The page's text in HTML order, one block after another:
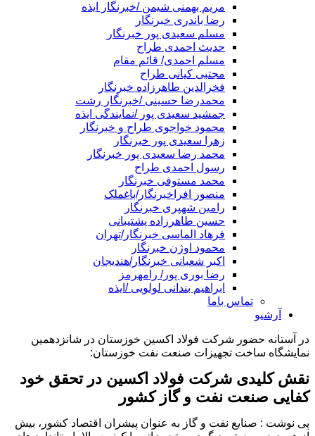
مریم بهمنی شیمن /خبرنگار ایذه
رضا باندری خبرنگار
مسلم سعیدی پور خبرنگار
حدیث احمدی طراح
مسلم احمدی/ قائم مقام
مجتبی کیانی طراح
فخرالدین طاهرزاده خبرنگار
محمدرضا حسینی /خبرنگار رشت
جمشید سعیدی پور /نمایندگی ایذه
محمود خواجوی طراح و خبرنگار
زهرا سعیدی پور خبرنگار
محمد رضا سعیدی پور خبرنگار
رسول احمدی طراح
محمد مستوفی خبرنگار
منصور افراخبرنگار/باغملک
رامین شهپری خبرنگار
حسین طاهرزاده پشتیبانی
فرهاد الماسی خبرنگار/تهران
محمود اوژن خبرنگار
اکبر شعبانی خبرنگار/هندیجان
رضا بوری پور/ رامهرمز
ابراهیم بندانی لولویی /ایذه
تماس باما
آرشیو
در آستانه حضور شرکت فولاد اکسین خوزستان در شانزدهمین
نمایشگاه ساخت تجهیزات صنعت نفت خوزستان:
نقش کلیدی شرکت فولاد اکسین در تحقق خود
کفایی صنعت نفت و گاز کشور
پی نوشت : صنایع نفت و گاز به‌ عنوان پیشران اقتصاد کشور، بیش